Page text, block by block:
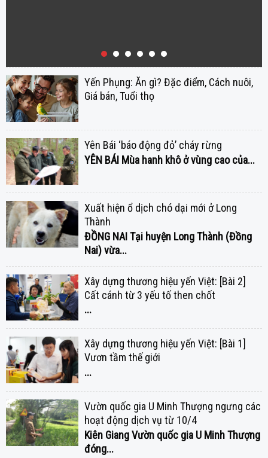
Yến Phụng: Ăn gì? Đặc điểm, Cách nuôi,
Giá bán, Tuổi thọ
Yên Bái ‘báo động đỏ’ cháy rừng
YÊN BÁI Mùa hanh khô ở vùng cao của...
Xuất hiện ổ dịch chó dại mới ở Long
Thành
ĐỒNG NAITại huyện Long Thành (Đồng
Nai) vừa...
Xây dựng thương hiệu yến Việt: [Bài 2]
Cất cánh từ 3 yếu tố then chốt
...
Xây dựng thương hiệu yến Việt: [Bài 1]
Vươn tầm thế giới
...
Vườn quốc gia U Minh Thượng ngưng các
hoạt động dịch vụ từ 10/4
Kiên GiangVườn quốc gia U Minh Thượng
đóng...